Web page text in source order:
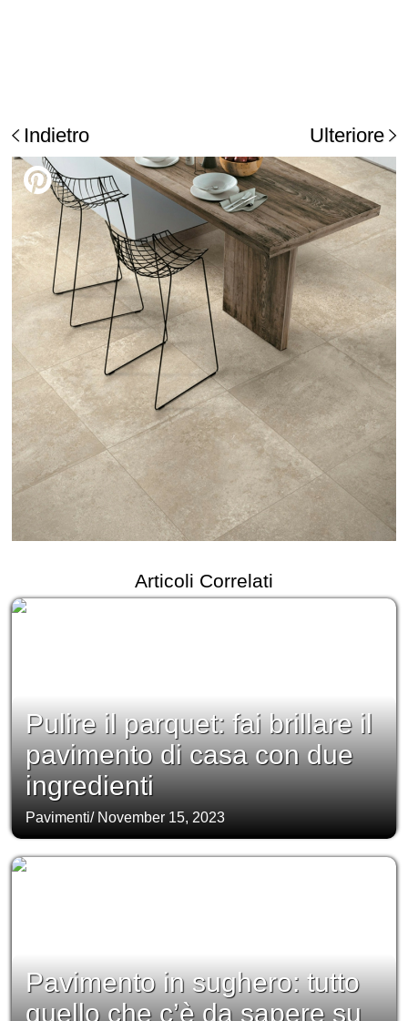
Indietro Ulteriore
Articoli Correlati
Pulire il parquet: fai brillare il
pavimento di casa con due
ingredienti
Pavimenti/ November 15, 2023
Pavimento in sughero: tutto
quello che c’è da sapere su